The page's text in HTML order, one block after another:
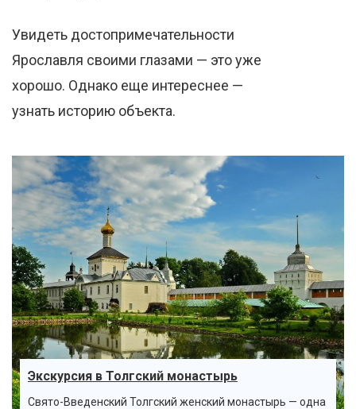
Увидеть достопримечательности
Ярославля своими глазами — это уже
хорошо. Однако еще интереснее —
узнать историю объекта.
Экскурсия в Толгский монастырь
Свято-Введенский Толгский женский монастырь — одна